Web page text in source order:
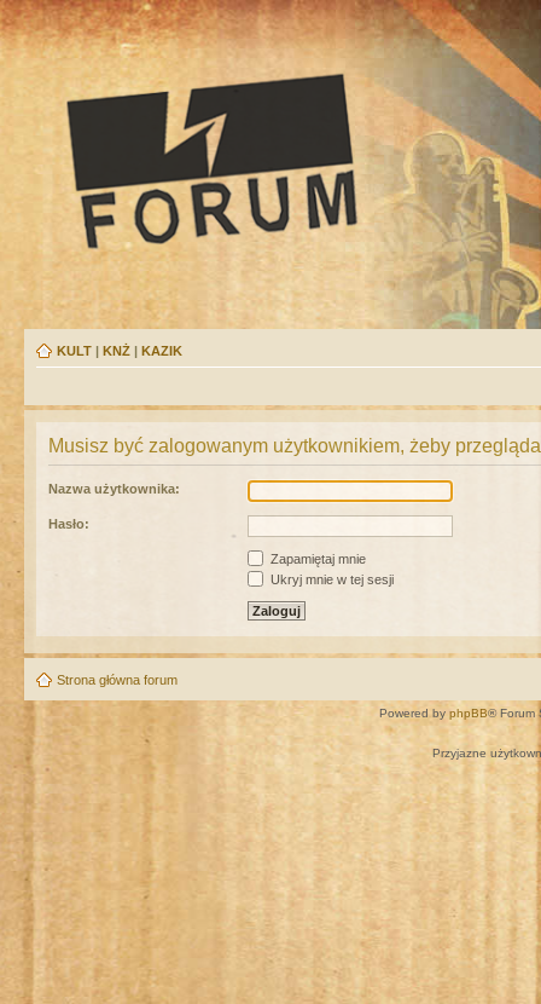
KULT | KNŻ | KAZIK
Musisz być zalogowanym użytkownikiem, żeby
Nazwa użytkownika:
Hasło:
Zapamiętaj mnie
Ukryj mnie w tej sesji
Strona główna forum
Powered by phpBB® Forum
Przyjazne